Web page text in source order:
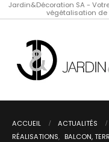
Jardin&Décoration SA -
végétalisation de
ACCUEIL
ACTUALITÉS
RÉALISATIONS, BALCON,